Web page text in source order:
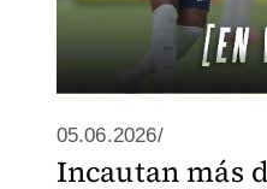
05.06.2026/
Incautan más